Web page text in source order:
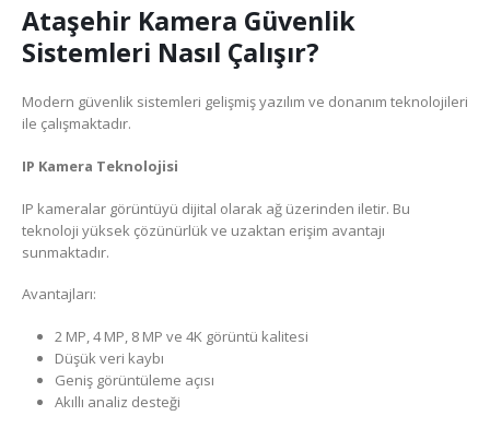
Ataşehir Kamera Güvenlik
Sistemleri Nasıl Çalışır?
Modern güvenlik sistemleri gelişmiş yazılım ve donanım teknolojileri
ile çalışmaktadır.
IP Kamera Teknolojisi
IP kameralar görüntüyü dijital olarak ağ üzerinden iletir. Bu
teknoloji yüksek çözünürlük ve uzaktan erişim avantajı
sunmaktadır.
Avantajları:
2 MP, 4 MP, 8 MP ve 4K görüntü kalitesi
Düşük veri kaybı
Geniş görüntüleme açısı
Akıllı analiz desteği